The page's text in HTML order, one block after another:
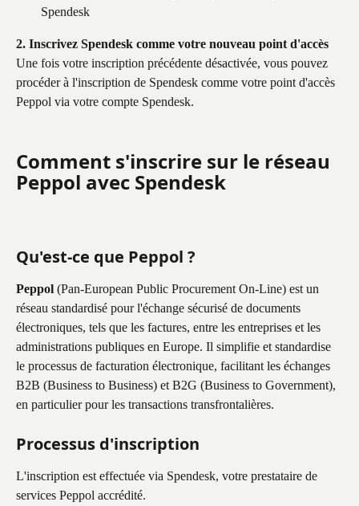
Spendesk
2. Inscrivez Spendesk comme votre nouveau point d'accès
Une fois votre inscription précédente désactivée, vous pouvez
procéder à l'inscription de Spendesk comme votre point d'accès
Peppol via votre compte Spendesk.
Comment s'inscrire sur le réseau
Peppol avec Spendesk
Qu'est-ce que Peppol ?
Peppol (Pan-European Public Procurement On-Line) est un
réseau standardisé pour l'échange sécurisé de documents
électroniques, tels que les factures, entre les entreprises et les
administrations publiques en Europe. Il simplifie et standardise
le processus de facturation électronique, facilitant les échanges
B2B (Business to Business) et B2G (Business to Government),
en particulier pour les transactions transfrontalières.
Processus d'inscription
L'inscription est effectuée via Spendesk, votre prestataire de
services Peppol accrédité.